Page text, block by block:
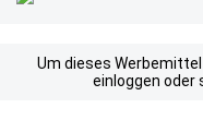
Um dieses
einloggen oder